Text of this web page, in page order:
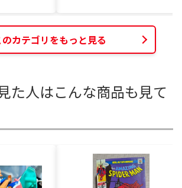
のカテゴリをもっと見る
た人はこんな商品も見て